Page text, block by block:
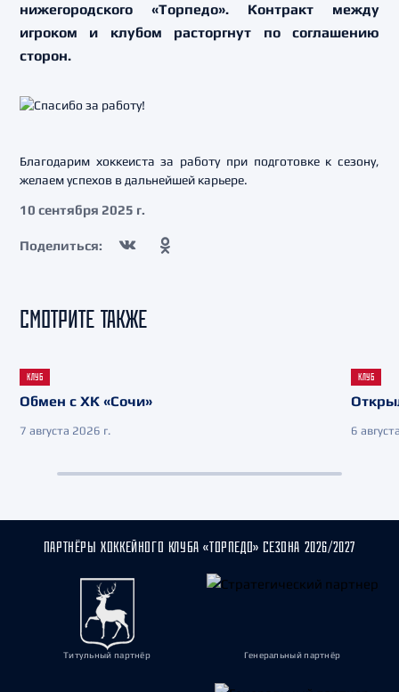
нижегородского «Торпедо». Контракт между
игроком и клубом расторгнут по соглашению
сторон.
Благодарим хоккеиста за работу при подготовке к сезону,
желаем успехов в дальнейшей карьере.
10 сентября 2025 г.
Поделиться:
СМОТРИТЕ ТАКЖЕ
КЛУБ
Обмен с ХК «Сочи»
7 августа 2026 г.
КЛУБ
6
ПАРТНЁРЫ ХОККЕЙНОГО КЛУБА «ТОРПЕДО» СЕЗОНА 2026/2027
Титульный партнёр Генеральный партнёр